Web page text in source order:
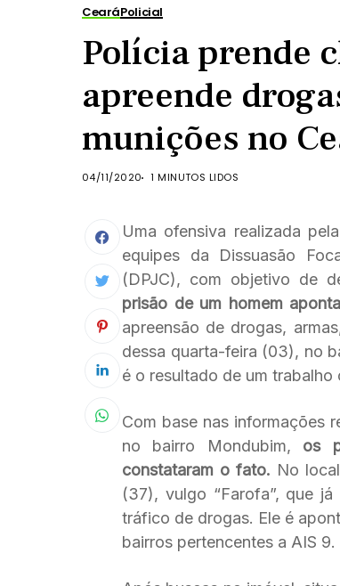
CearáPolicial
Polícia prende
apreende
munições no
04/11/2020 1 MINUTOS LIDOS
Uma ofensiva realizada
equipes da Dissuasão
(DPJC), com objetivo de
prisão de um homem
apreensão de drogas,
dessa quarta-feira (03), no
é o resultado de um
Com base nas informações
no bairro Mondubim, os
constataram o fato. No
(37), vulgo “Farofa”, que
tráfico de drogas. Ele é
bairros pertencentes a AIS 9.